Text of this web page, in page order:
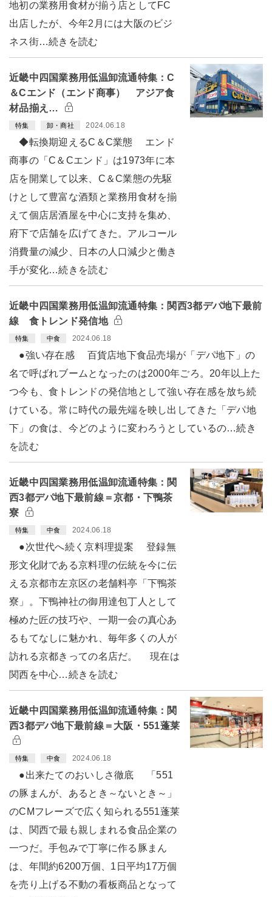
地初の業務用食材が揃う店としてFC
出店したが、今年2月には大阪のビジ
ネス街…続きを読む
近畿中四国業務用低温卸流通特集：C
＆Cエンド（エンド商事） アジア食
材品揃え…
特集 卸・商社 2024.06.18
◆転換期迎えるC＆C業態 エンド
商事の「C＆Cエンド」は1973年に本
店を開業して以来、C＆C業態の先駆
けとして豊富な酒類と業務用食材を揃
えて個店居酒屋を中心に支持を集め、
府下で店舗を広げてきた。アルコール
消費量の減少、日本の人口減少と働き
手が変化…続きを読む
近畿中四国業務用低温卸流通特集：関西3都デパ地下最前
線 食トレンド発信地
特集 中食 2024.06.18
●強い存在感 百貨店地下食品売場が「デパ地下」の
名で呼ばれブームとなったのは2000年ごろ。20年以上た
つ今も、食トレンドの発信地として強い存在感を放ち続
けている。常に時代の最先端を映し出してきた「デパ地
下」の食は、今どのように変わろうとしているの…続き
を読む
近畿中四国業務用低温卸流通特集：関
西3都デパ地下最前線＝京都・下鴨茶
寮
特集 中食 2024.06.18
●次世代へ続く京料理提案 登録無
形文化財である京料理の伝統を今に伝
える京都市左京区の老舗料亭「下鴨茶
寮」。下鴨神社の御用達包丁人として
極めた匠の技巧や、一期一会の真心あ
るもてなしに魅かれ、毎年多くの人が
訪れる京都きっての名店だ。 現在は
関西を中心…続きを読む
近畿中四国業務用低温卸流通特集：関
西3都デパ地下最前線＝大阪・551蓬莱
特集 中食 2024.06.18
●出来たてのおいしさ徹底 「551
の豚まんが、あるとき～ないとき～」
のCMフレーズで広く知られる551蓬莱
は、関西で最も親しまれる食品企業の
一つだ。手包みで丁寧に作る豚まん
は、年間約6200万個、1日平均17万個
を売り上げる不動の看板商品となって